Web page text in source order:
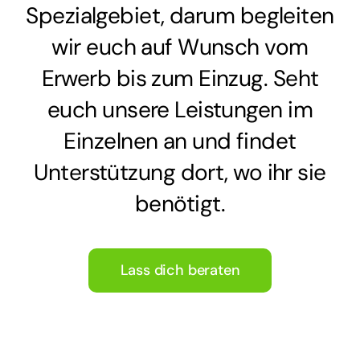
Referenzen
Für Partner
Kontakt
Spezialgebiet, darum begleiten
wir euch auf Wunsch vom
Erwerb bis zum Einzug. Seht
euch unsere Leistungen im
Einzelnen an und findet
Unterstützung dort, wo ihr sie
benötigt.
Lass dich beraten